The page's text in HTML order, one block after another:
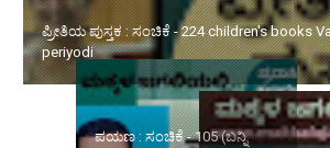
ಪ್ರೀತಿಯ ಪುಸ್ತಕ : ಸಂಚಿಕೆ - 224 children's books
ಪಯಣ : ಸಂಚಿಕೆ - 105 (ಬನ್ನಿ